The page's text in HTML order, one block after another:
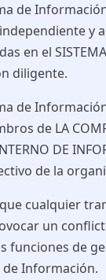
de
y
en el
diligente.
de
de LA
DE
de la
cualquier
un
funciones de
de Información.